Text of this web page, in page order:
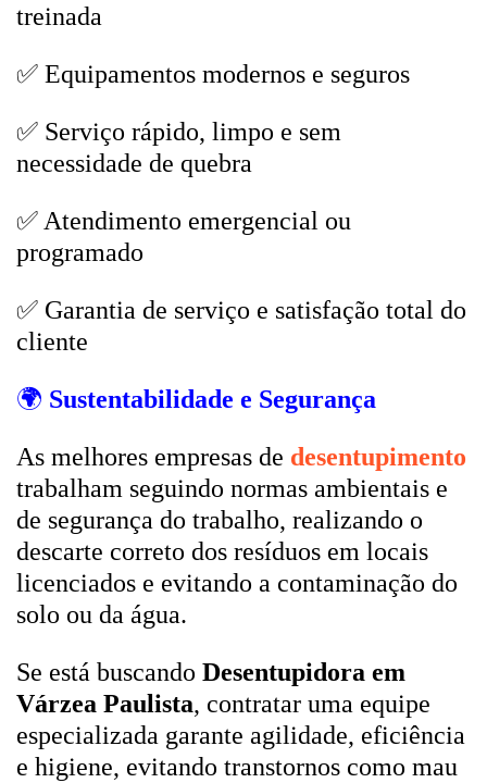
treinada
✅ Equipamentos modernos e seguros
✅ Serviço rápido, limpo e sem
necessidade de quebra
✅ Atendimento emergencial ou
programado
✅ Garantia de serviço e satisfação total do
cliente
🌍 Sustentabilidade e Segurança
As melhores empresas de desentupimento
trabalham seguindo normas ambientais e
de segurança do trabalho, realizando o
descarte correto dos resíduos em locais
licenciados e evitando a contaminação do
solo ou da água.
Se está buscando Desentupidora em
Várzea Paulista, contratar uma equipe
especializada garante agilidade, eficiência
e higiene, evitando transtornos como mau